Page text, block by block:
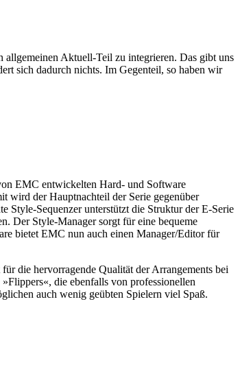
Aktuell-Teil zu integrieren. Das gibt uns
sich dadurch nichts. Im Gegenteil, so haben wir
EMC entwickelten Hard- und Software
wird der Hauptnachteil der Serie gegenüber
Style-Sequenzer unterstützt die Struktur der E-Serie
Der Style-Manager sorgt für eine bequeme
bietet EMC nun auch einen Manager/Editor für
die hervorragende Qualität der Arrangements bei
die ebenfalls von professionellen
auch wenig geübten Spielern viel Spaß.